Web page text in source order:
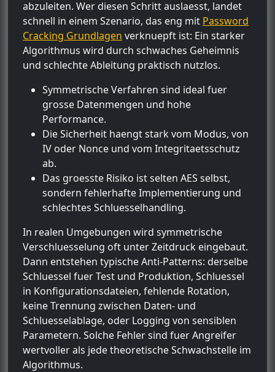
abzuleiten. Wer diesen Schritt auslaesst, landet
schnell in einem Szenario, das eng mit Password
Cracking Grundlagen verknuepft ist: Ein starker
Algorithmus wird durch schwaches Geheimnis
und schlechte Ableitung praktisch nutzlos.
Symmetrische Verfahren sind ideal fuer
grosse Datenmengen und hohe
Performance.
Die Sicherheit haengt stark vom Modus, von
IV oder Nonce und vom Integritaetsschutz
ab.
Das groesste Risiko ist selten AES selbst,
sondern fehlerhafte Implementierung und
schlechtes Schluesselhandling.
In realen Umgebungen wird symmetrische
Verschluesselung oft unter Zeitdruck eingebaut.
Dann entstehen typische Anti-Patterns: derselbe
Schluessel fuer Test und Produktion, Schluessel
in Konfigurationsdateien, fehlende Rotation,
keine Trennung zwischen Daten- und
Schluesselablage, oder Logging von sensiblen
Parametern. Solche Fehler sind fuer Angreifer
wertvoller als jede theoretische Schwachstelle im
Algorithmus.